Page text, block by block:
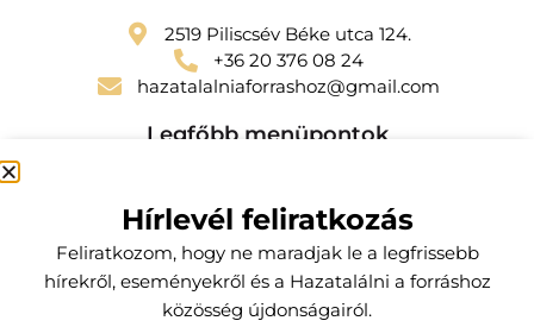
2519 Piliscsév Béke utca 124.
+36 20 376 08 24
hazatalalniaforrashoz@gmail.com
Legfőbb menüpontok
Kapcsolat
Előfizetői csomagok
Küldetésem
Hírlevél feliratkozás
Feliratkozom, hogy ne maradjak le a legfrissebb
hírekről, eseményekről és a Hazatalálni a forráshoz
közösség újdonságairól.